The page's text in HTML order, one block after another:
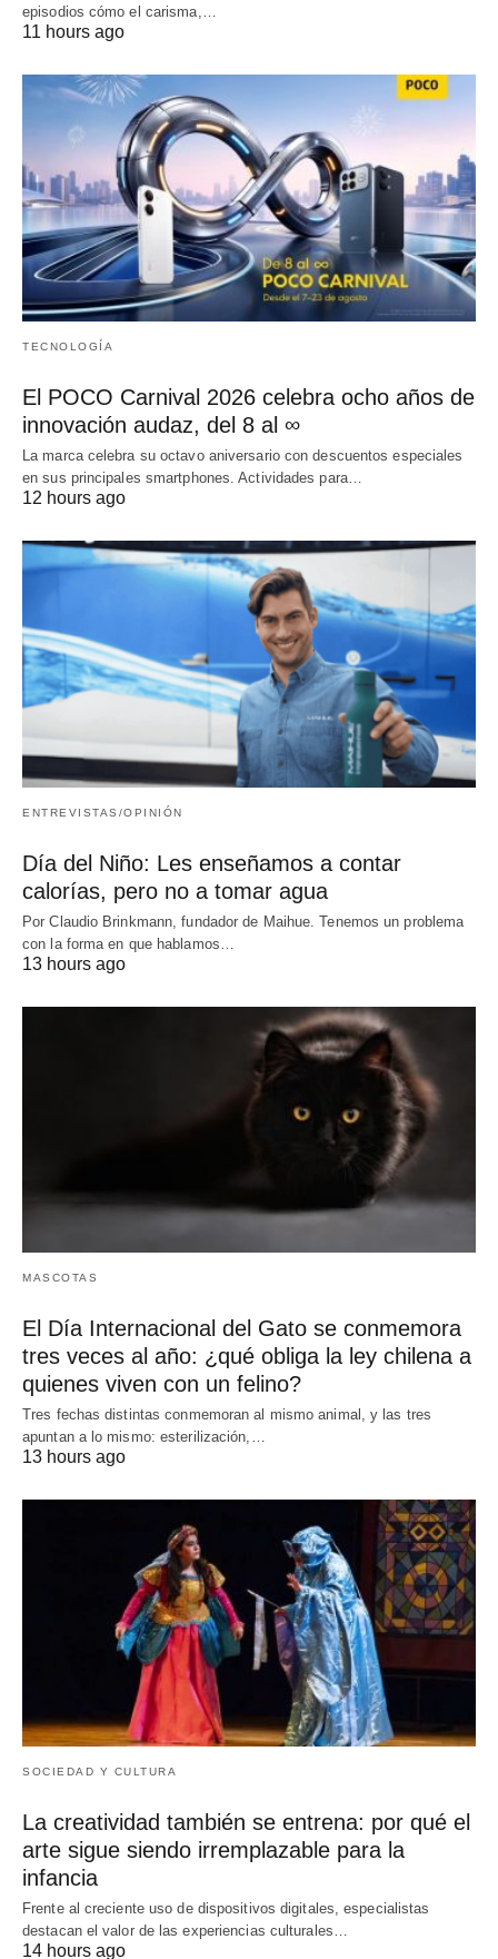
episodios cómo el carisma,…
11 hours ago
TECNOLOGÍA
El POCO Carnival 2026 celebra ocho años de
innovación audaz, del 8 al ∞
La marca celebra su octavo aniversario con descuentos especiales
en sus principales smartphones. Actividades para…
12 hours ago
ENTREVISTAS/OPINIÓN
Día del Niño: Les enseñamos a contar
calorías, pero no a tomar agua
Por Claudio Brinkmann, fundador de Maihue. Tenemos un problema
con la forma en que hablamos…
13 hours ago
MASCOTAS
El Día Internacional del Gato se conmemora
tres veces al año: ¿qué obliga la ley chilena a
quienes viven con un felino?
Tres fechas distintas conmemoran al mismo animal, y las tres
apuntan a lo mismo: esterilización,…
13 hours ago
SOCIEDAD Y CULTURA
La creatividad también se entrena: por qué el
arte sigue siendo irremplazable para la
infancia
Frente al creciente uso de dispositivos digitales, especialistas
destacan el valor de las experiencias culturales…
14 hours ago